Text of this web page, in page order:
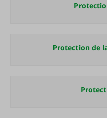
Protection de